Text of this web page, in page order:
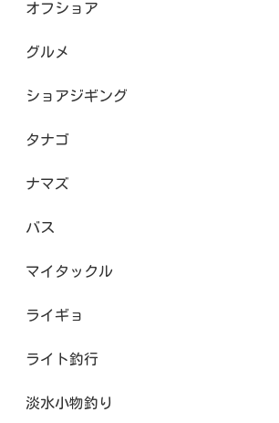
オフショア
グルメ
ショアジギング
タナゴ
ナマズ
バス
マイタックル
ライギョ
ライト釣行
淡水小物釣り